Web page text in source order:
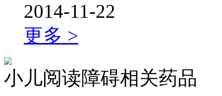
2014-11-22
更多 >
小儿阅读障碍相关药品